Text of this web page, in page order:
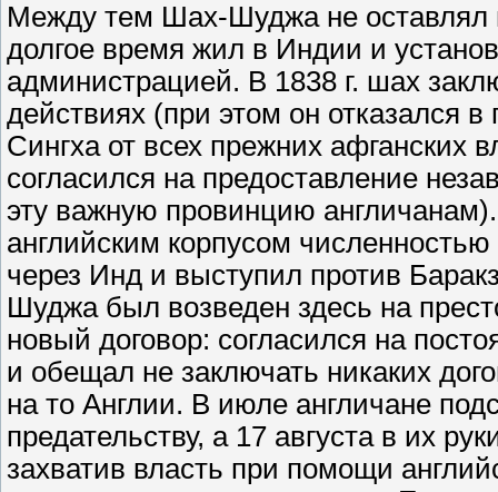
Между тем Шах-Шуджа не оставлял
долгое время жил в Индии и
администрацией. В 1838 г. шах
действиях (при этом он отказался
Сингха от всех прежних афганских
согласился на предоставление
эту важную провинцию
английским корпусом
через Инд и выступил против
Шуджа был возведен здесь на
новый договор: согласился на
и обещал не заключать никаких
на то Англии. В июле англичане
предательству, а 17 августа в их
захватив власть при помощи